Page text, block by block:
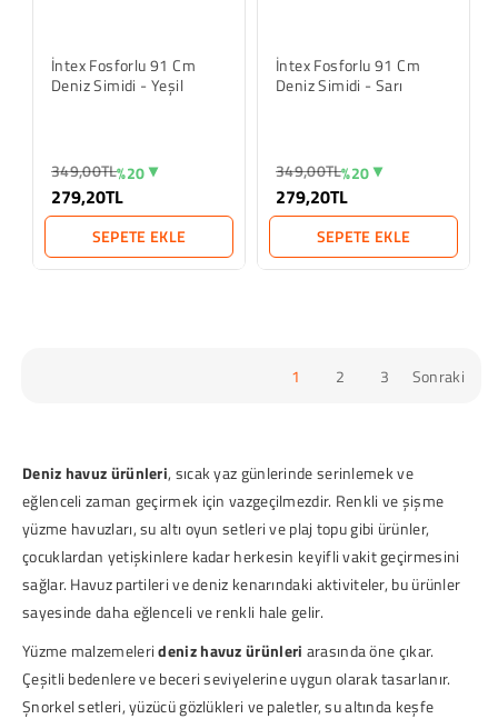
İntex Fosforlu 91 Cm
Deniz Simidi - Yeşil
349,00TL%20
279,20TL
SEPETE EKLE
İntex Fosforlu 91 Cm
Deniz Simidi - Sarı
349,00TL%20
279,20TL
SEPETE EKLE
1 2 3 Sonraki
Deniz havuz ürünleri, sıcak yaz günlerinde serinlemek ve
eğlenceli zaman geçirmek için vazgeçilmezdir. Renkli ve şişme
yüzme havuzları, su altı oyun setleri ve plaj topu gibi ürünler,
çocuklardan yetişkinlere kadar herkesin keyifli vakit geçirmesini
sağlar. Havuz partileri ve deniz kenarındaki aktiviteler, bu ürünler
sayesinde daha eğlenceli ve renkli hale gelir.
Yüzme malzemeleri deniz havuz ürünleri arasında öne çıkar.
Çeşitli bedenlere ve beceri seviyelerine uygun olarak tasarlanır.
Şnorkel setleri, yüzücü gözlükleri ve paletler, su altında keşfe